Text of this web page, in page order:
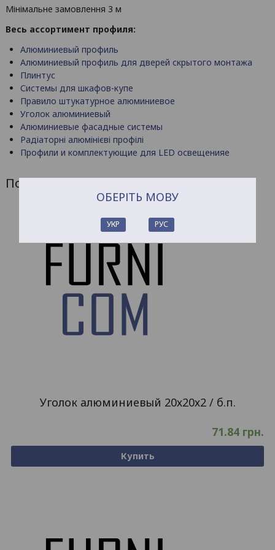
Мінімальне замовлення 3 м
Весь ассортимент профиля:
Алюминиевый профиль
Алюминиевый профиль для дверей скрытого монтажа
Плинтус
Системы для шкафов-купе
Правило штукатурное алюминиевое
Уголок алюминиевый
Алюминиевые фасадные системы
Радіаторні алюмінієві профілі
Профили и комплектующие для LED освещенияе
Похожие товары
Уголок алюминиевый 20х20х2 / б.п.
71.84 грн.
Купить
ОБЕРІТЬ МОВУ
УКР РУС